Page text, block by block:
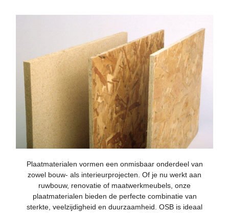
Plaatmaterialen vormen een onmisbaar onderdeel van
zowel bouw- als interieurprojecten. Of je nu werkt aan
ruwbouw, renovatie of maatwerkmeubels, onze
plaatmaterialen bieden de perfecte combinatie van
sterkte, veelzijdigheid en duurzaamheid. OSB is ideaal